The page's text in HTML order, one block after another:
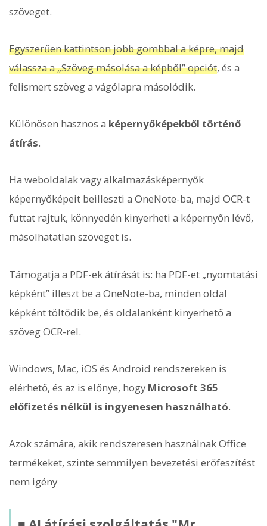
szöveget.
Egyszerűen kattintson jobb gombbal a képre, majd
válassza a „Szöveg másolása a képből” opciót, és a
felismert szöveg a vágólapra másolódik.
Különösen hasznos a képernyőképekből történő
átírás.
Ha weboldalak vagy alkalmazásképernyők
képernyőképeit beilleszti a OneNote-ba, majd OCR-t
futtat rajtuk, könnyedén kinyerheti a képernyőn lévő,
másolhatatlan szöveget is.
Támogatja a PDF-ek átírását is: ha PDF-et „nyomtatási
képként” illeszt be a OneNote-ba, minden oldal
képként töltődik be, és oldalanként kinyerhető a
szöveg OCR-rel.
Windows, Mac, iOS és Android rendszereken is
elérhető, és az is előnye, hogy Microsoft 365
előfizetés nélkül is ingyenesen használható.
Azok számára, akik rendszeresen használnak Office
termékeket, szinte semmilyen bevezetési erőfeszítést
nem igény